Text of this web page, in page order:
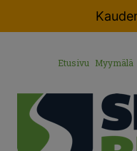
Etusivu Myymälä